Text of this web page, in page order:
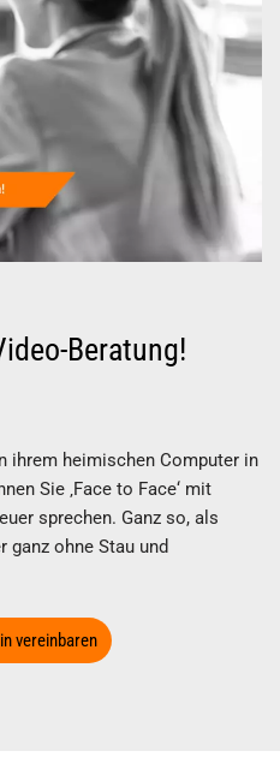
Beratung!
ihrem heimischen Computer in
Sie ‚Face to Face‘ mit
sprechen. Ganz so, als
ganz ohne Stau und
vereinbaren